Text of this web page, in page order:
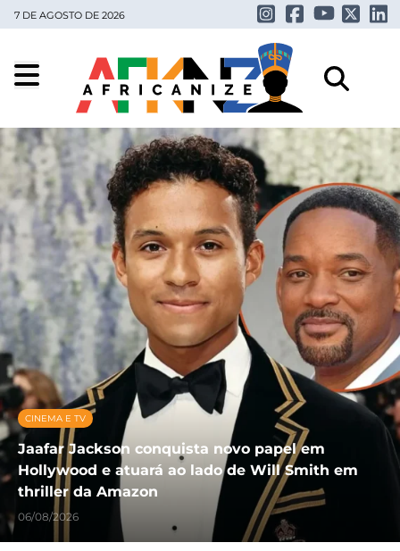
7 DE AGOSTO DE 2026
CINEMA E TV
Jaafar Jackson conquista novo papel em
Hollywood e atuará ao lado de Will Smith em
thriller da Amazon
06/08/2026